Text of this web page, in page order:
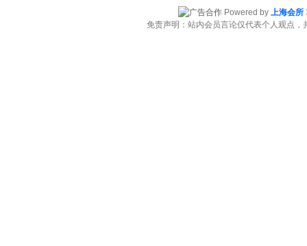
Powered by 上海会所
免责声明：站内会员言论仅代表个人观点